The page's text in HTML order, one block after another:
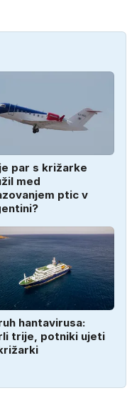
par s križarke
med
ptic v
hantavirusa:
trije, potniki ujeti